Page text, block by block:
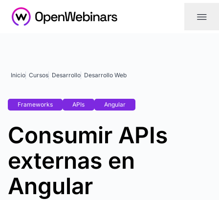
|||
Inicio Cursos Desarrollo Desarrollo Web
Frameworks APIs Angular
Consumir APIs
externas en
Angular